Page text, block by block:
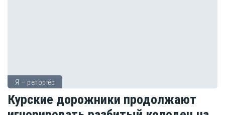
Я – репортёр
Курские дорожники продолжают